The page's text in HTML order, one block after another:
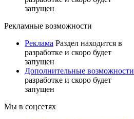
запущен
Рекламные возможности
Реклама Раздел находится в
разработке и скоро будет
запущен
Дополнительные возможности
разработке и скоро будет
запущен
Мы в соцсетях